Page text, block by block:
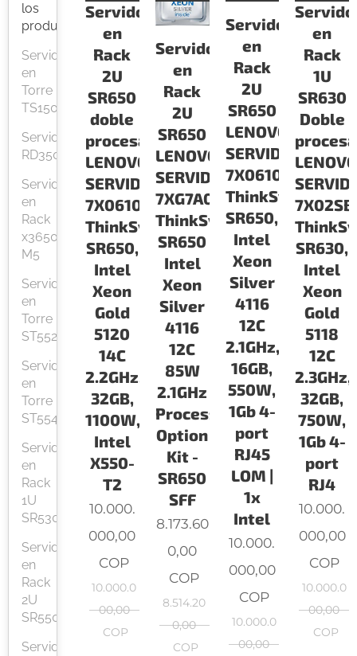
los
productos
Servidor
en
Torre
TS150
Servidor
RD350
Servidor
en
Rack
x3650
M5
Servidor
en
Torre
ST552
Servidor
en
Torre
ST554
Servidor
en
Rack
1U
SR530
Servidor
en
Rack
2U
SR550
Servidor
Servidor
en
Rack
2U
SR650
doble
procesador
LENOVO
SERVIDORES
7X06100MLA
ThinkSystem
SR650,
Intel
Xeon
Gold
5120
14C
2.2GHz,
32GB,
1100W,
Intel
X550-
T2
10.000.
000,00
COP
10.000.0
00,00
COP
Servidor
en
Rack
2U
SR650
LENOVO
SERVIDORES
7XG7A05576
ThinkSystem
SR650
Intel
Xeon
Silver
4116
12C
85W
2.1GHz
Processor
Option
Kit -
SR650
SFF
8.173.60
0,00
COP
8.514.20
0,00
COP
Servidor
en
Rack
2U
SR650
LENOVO
SERVIDORES
7X06100LLA
ThinkSystem
SR650,
Intel
Xeon
Silver
4116
12C
2.1GHz,
16GB,
550W,
1Gb 4-
port
RJ45
LOM |
1x
Intel
10.000.
000,00
COP
10.000.0
00,00
en
Rack
1U
SR630
Doble
SR630,
Intel
Xeon
Gold
5118
12C
2.3GHz,
32GB,
750W,
1Gb 4-
port
RJ4
10.000.
000,00
COP
10.000.0
00,00
COP